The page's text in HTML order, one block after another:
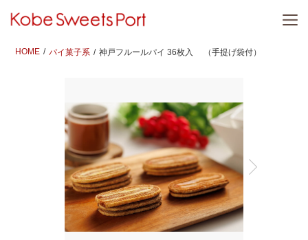
HOME パイ菓子系 神戸フルールパイ 36枚入 （手提げ袋付）